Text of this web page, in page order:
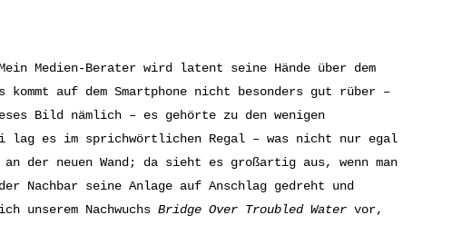
Medien-Berater wird latent seine Hände über dem
kommt auf dem Smartphone nicht besonders gut rüber –
Bild nämlich – es gehörte zu den wenigen
lag es im sprichwörtlichen Regal – was nicht nur egal
der neuen Wand; da sieht es großartig aus, wenn man
Nachbar seine Anlage auf Anschlag gedreht und
unserem Nachwuchs Bridge Over Troubled Water vor,